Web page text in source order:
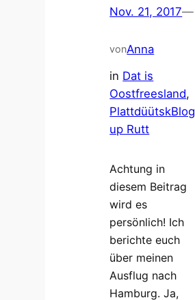
Nov. 21, 2017—
vonAnna
in Dat is
Oostfreesland
PlattdüütskBlog
up Rutt
Achtung in
diesem Beitrag
wird es
persönlich! Ich
berichte euch
über meinen
Ausflug nach
Hamburg. Ja,